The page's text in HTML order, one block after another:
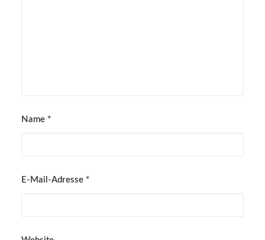
Name *
E-Mail-Adresse *